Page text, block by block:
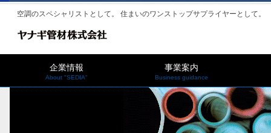
空調のスペシャリストとして。 住まいのワンストップサプライヤーとして。
企業情報
About "SEDIA"
事業案内
Business guidance